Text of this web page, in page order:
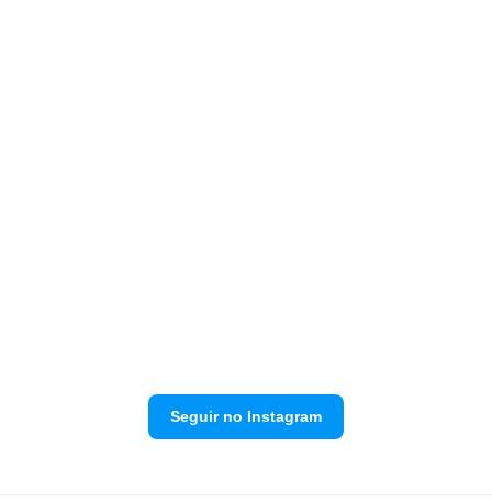
Seguir no Instagram